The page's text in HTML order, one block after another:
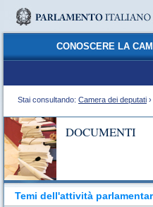
CONOSCERE LA
Stai consultando: Camera dei deputati ›
DOCUMENTI
Temi dell'attività